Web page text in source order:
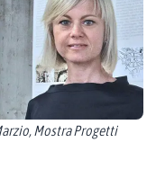
Mostra Progetti